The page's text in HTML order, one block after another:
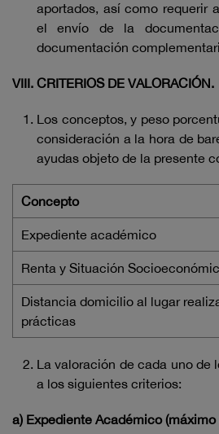
aportados, así como requerir
el envío de la
documentación
VIII. CRITERIOS DE VALORACIÓN.
Los conceptos, y peso
consideración a la hora de
ayudas objeto de la presente
Concepto
Expediente académico
Renta y Situación
Distancia domicilio al lugar
prácticas
La valoración de cada uno de
a los siguientes criterios:
a) Expediente Académico (máximo